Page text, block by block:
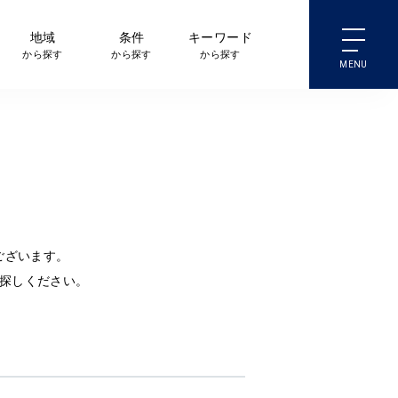
地域
から探す
条件
から探す
キーワード
から探す
います。
しください。